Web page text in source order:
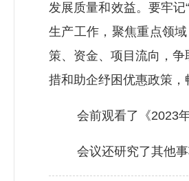
发展质量和效益。要牢
生产工作，聚焦重点领
策、资金、项目流向，
措和助企纾困优惠政策
会前观看了《2023年
会议还研究了其他事